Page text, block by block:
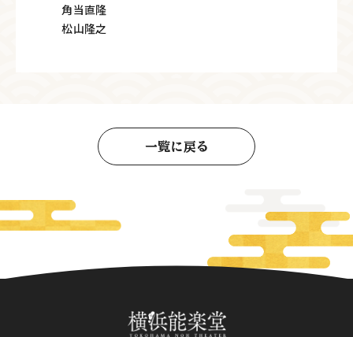
角当直隆
松山隆之
一覧に戻る